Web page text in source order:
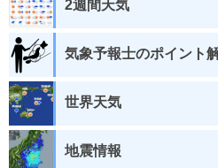
2週間天気
気象予報士のポイント
世界天気
地震情報